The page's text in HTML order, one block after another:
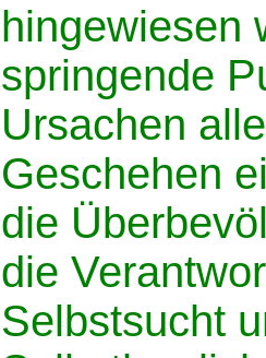
hingewiesen
springende
Ursachen
Geschehen
die
die
Selbstsucht